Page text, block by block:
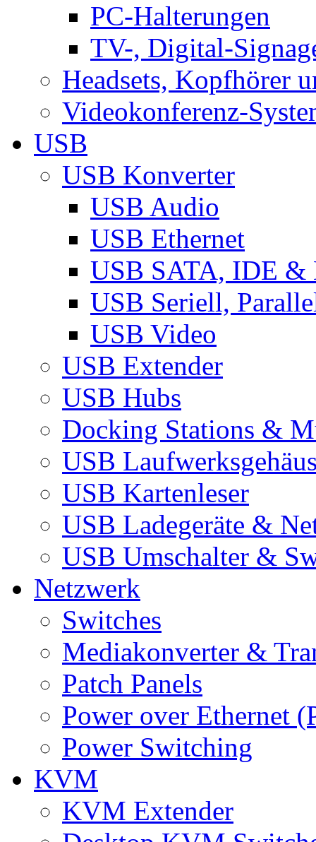
PC-Halterungen
TV-, Digital-
Headsets, Kopfhörer
Videokonferenz-
USB
USB Konverter
USB Audio
USB Ethernet
USB SATA, IDE &
USB Seriell,
USB Video
USB Extender
USB Hubs
Docking Stations &
USB
USB Kartenleser
USB Ladegeräte &
USB Umschalter &
Netzwerk
Switches
Mediakonverter &
Patch Panels
Power over Ethernet
Power Switching
KVM
KVM Extender